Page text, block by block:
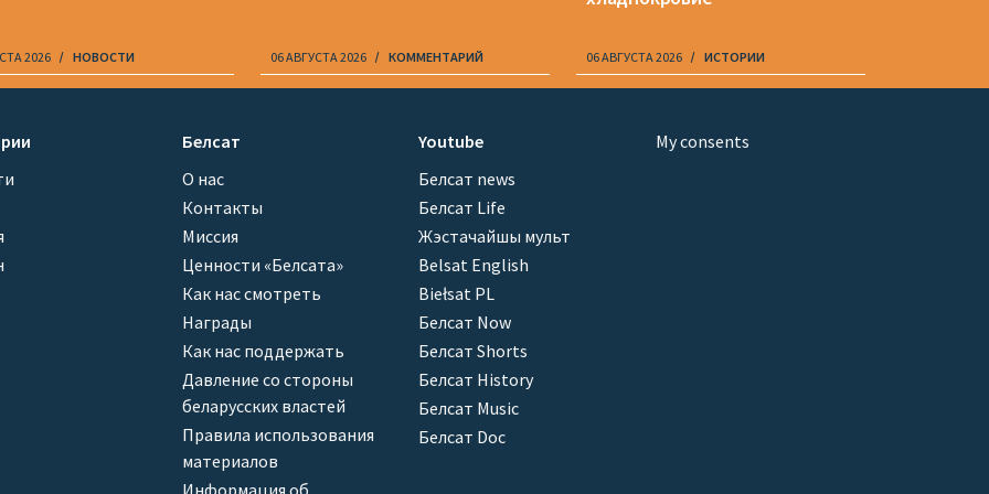
2026 НОВОСТИ 06 АВГУСТА 2026 КОММЕНТАРИЙ 06 АВГУСТА 2026 ИСТОРИИ
Белсат
О нас
Контакты
Миссия
Ценности «Белсата»
Как нас смотреть
Награды
Как нас поддержать
Давление со стороны
беларусских властей
Правила использования
материалов
Youtube
Белсат news
Белсат Life
Жэстачайшы мульт
Belsat English
Biełsat PL
Белсат Now
Белсат Shorts
Белсат History
Белсат Music
Белсат Doc
My consents